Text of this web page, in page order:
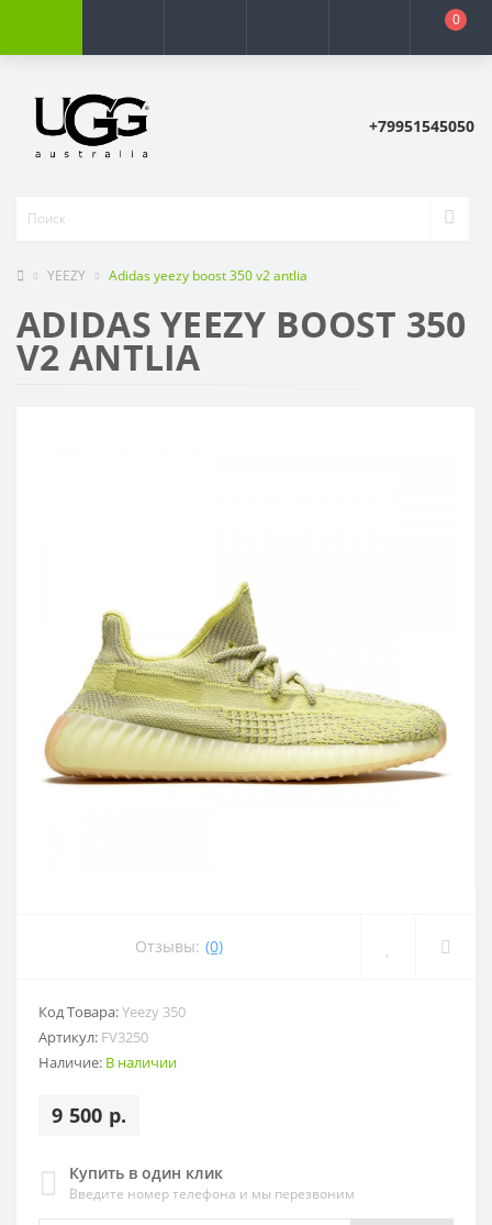
0
+79951545050
YEEZY Adidas yееzy boost 350 v2 antlia
ADIDAS YЕЕZY BOOST 350
V2 ANTLIA
Отзывы: (0)
Код Товара:Yeezy 350
Артикул: FV3250
Наличие: В наличии
9 500 р.
Купить в один клик
Введите номер телефона и мы перезвоним